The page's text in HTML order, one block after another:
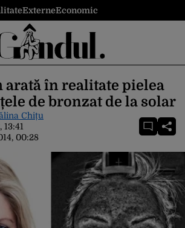
ExterneEconomic
arată în realitate pielea
de bronzat de la solar
Chițu
13:41
00:28